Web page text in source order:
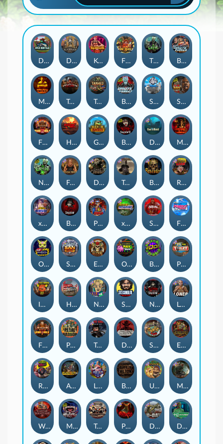
Nexus Blood & Shadow
Seamen
Duck Hunters Fire in the Hole 3
Dead, Dead, or Deader
Highway to Hell
Brute Force
Home of the Brave
Mental 2
Tombstone Slaughter San Quentin 2: Death Row
Blood & Shadow
Blood & Shadow 2
Mental
Munchies
Skate or Die
Stockholm Syndrome
The Crypt
Apocalypse Super xNudge
Outsourced
Punk Rocker 2
Deadwood R.I.P
Beheaded
Bangkok Hilton
Brute Force: Alien Onslaught
Nexus The Crypt
Gator Hunters
Loner
Kenneth Must Die
Tombstone RIP
Fire in the Hole 2
Outsourced: Payday
Tanked
Fire In The Hole xBomb
Tombstone No Mercy
Folsom Prison
Roadkill
Das xBoot
Road Rage
xWays Hoarder 2
Nine To Five
El Pasa Gunfight xNudge
Land of the Free
Brick Snake 2000
Warrior Graveyard xNudge
Flight Mode
Evil Goblins xBomb
San Quentin xWays
Serial
Punk Toilet
Possessed Disturbed
Pearl Harbor
Infectious 5 xWays
Dead Canary
Misery Mining
True Grit Redemption
xWays Hoarder xSplit
D Day
Ugliest Catch